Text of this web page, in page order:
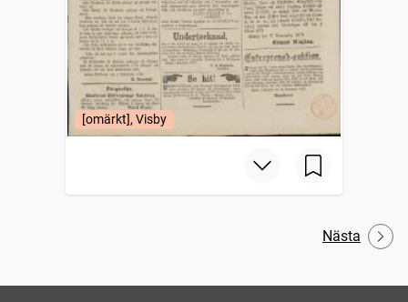
[omärkt], Visby
Nästa